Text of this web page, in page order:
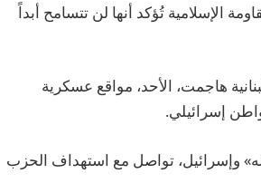
الإسلامية تُؤكد أنها لن تتسامح أبداً
هاجمت، الأحد، مواقع عسكرية
إسرائيلي.
وإسرائيل، تواصل مع استهداف الحزب